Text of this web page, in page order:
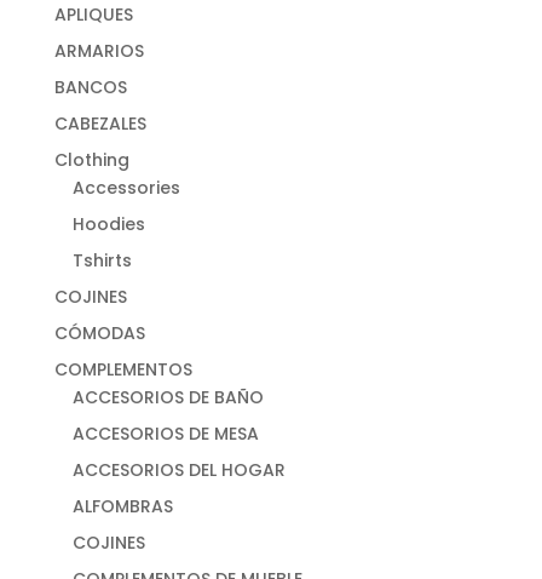
APLIQUES
ARMARIOS
BANCOS
CABEZALES
Clothing
Accessories
Hoodies
Tshirts
COJINES
CÓMODAS
COMPLEMENTOS
ACCESORIOS DE BAÑO
ACCESORIOS DE MESA
ACCESORIOS DEL HOGAR
ALFOMBRAS
COJINES